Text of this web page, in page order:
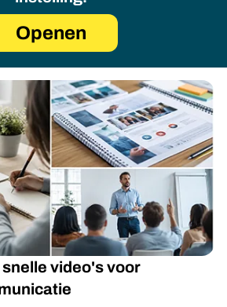
Openen
video's voor